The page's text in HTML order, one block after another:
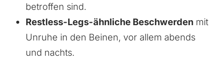
betroffen sind.
Restless-Legs-ähnliche Beschwerdenmit
Unruhe in den Beinen, vor allem abends
und nachts.